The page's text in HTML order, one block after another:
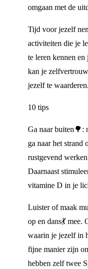
omgaan met de
Tijd voor jezelf
activiteiten die je
te leren kennen
kan je
jezelf te waarderen.
10 tips
Ga naar buiten🌳:
ga naar het strand
rustgevend
Daarnaast
vitamine D in je
Luister of maak
op en dans💃 mee.
waarin je jezelf in
fijne manier zijn
hebben zelf twee